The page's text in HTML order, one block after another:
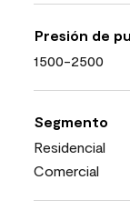
Presión de
1500-2500
Segmento
Residencial
Comercial